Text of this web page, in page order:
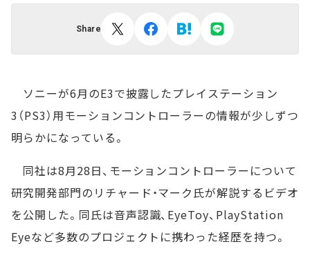
Share
ソニーが6月のE3で披露したプレイステーション
3（PS3）用モーションコントローラーの情報が少しずつ
明らかになっている。
同社は8月28日、モーションコントローラーについて
研究開発部門のリチャード・マーク氏が解説するビデオ
を公開した。同氏は音声認識、EyeToy、PlayStation
Eyeなど多数のプロジェクトに携わった経歴を持つ。